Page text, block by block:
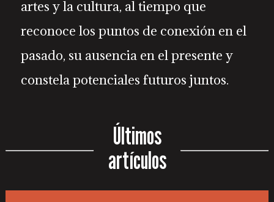
artes y la cultura, al tiempo que
reconoce los puntos de conexión en el
pasado, su ausencia en el presente y
constela potenciales futuros juntos.
Últimos
artículos